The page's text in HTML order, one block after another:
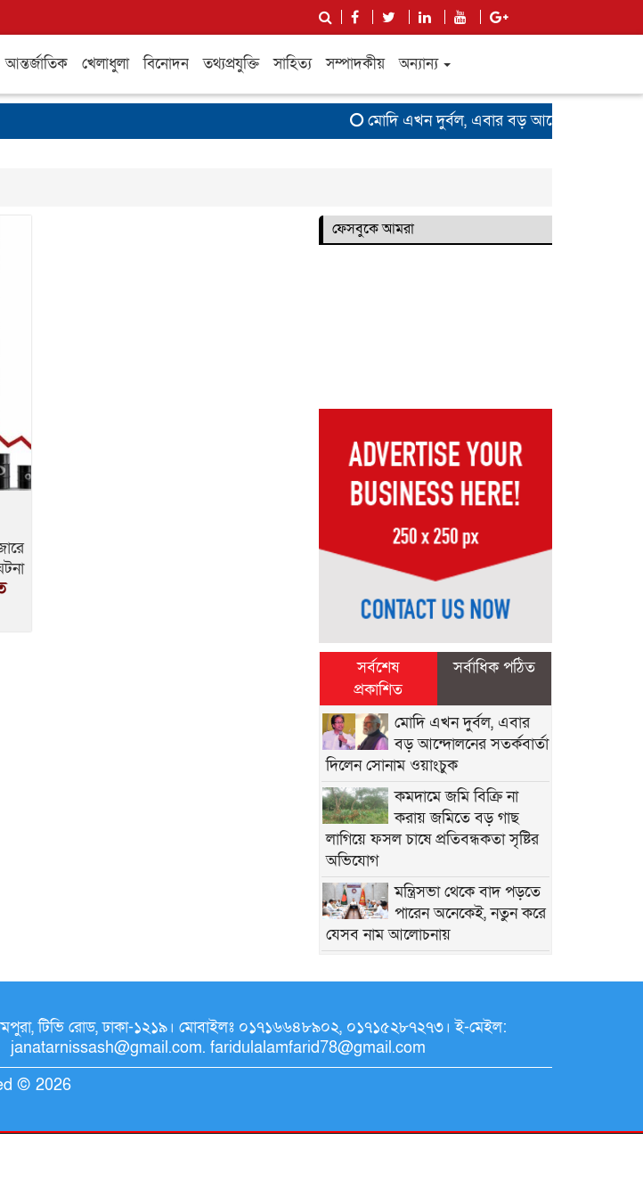
আন্তর্জাতিক খেলাধুলা বিনোদন তথ্যপ্রযুক্তি সাহিত্য সম্পাদকীয় অন্যান্য
মোদি এখন দুর্বল, এবার বড় আন্দোলনের
ফেসবুকে আমরা
সর্বশেষ
প্রকাশিত
সর্বাধিক পঠিত
মোদি এখন দুর্বল, এবার
বড় আন্দোলনের সতর্কবার্তা
দিলেন সোনাম ওয়াংচুক
কমদামে জমি বিক্রি না
করায় জমিতে বড় গাছ
লাগিয়ে ফসল চাষে প্রতিবন্ধকতা সৃষ্টির
অভিযোগ
মন্ত্রিসভা থেকে বাদ পড়তে
পারেন অনেকেই, নতুন করে
যেসব নাম আলোচনায়
সহযোগিতা চেয়েছেন
‎আওয়ামী সিন্ডিকেটের
মা দিবস-২০২৬’ উপলক্ষে
টিভি রোড, ঢাকা-১২১৯। মোবাইলঃ ০১৭১৬৬৪৮৯০২, ০১৭১৫২৮৭২৭৩। ই-মেইল:
janatarnissash@gmail.com. faridulalamfarid78@gmail.com
© 2026